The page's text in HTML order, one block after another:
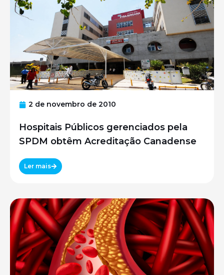
2 de novembro de 2010
Hospitais Públicos gerenciados pela
SPDM obtêm Acreditação Canadense
Ler mais